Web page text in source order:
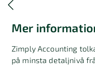
Mer
Zimply Accounting
på minsta detaljnivå